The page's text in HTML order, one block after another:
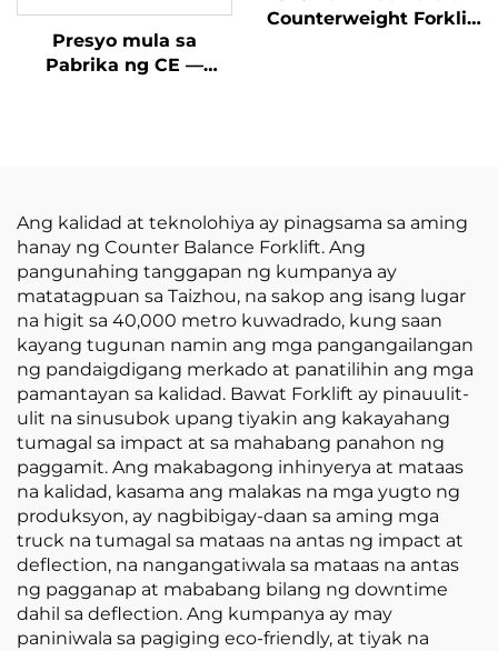
Presyo mula sa
Pabrika ng CE —
Lahat ng Uri ng
Terreno
Counterweight Forklift
Ang kalidad at teknolohiya ay pinagsama sa aming
hanay ng Counter Balance Forklift. Ang
pangunahing tanggapan ng kumpanya ay
matatagpuan sa Taizhou, na sakop ang isang lugar
na higit sa 40,000 metro kuwadrado, kung saan
kayang tugunan namin ang mga pangangailangan
ng pandaigdigang merkado at panatilihin ang mga
pamantayan sa kalidad. Bawat Forklift ay pinauulit-
ulit na sinusubok upang tiyakin ang kakayahang
tumagal sa impact at sa mahabang panahon ng
paggamit. Ang makabagong inhinyerya at mataas
na kalidad, kasama ang malakas na mga yugto ng
produksyon, ay nagbibigay-daan sa aming mga
truck na tumagal sa mataas na antas ng impact at
deflection, na nangangatiwala sa mataas na antas
ng pagganap at mababang bilang ng downtime
dahil sa deflection. Ang kumpanya ay may
paniniwala sa pagiging eco-friendly, at tiyak na